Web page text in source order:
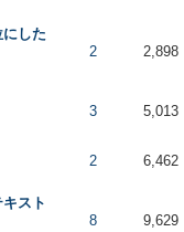
した
2 2,898
3 5,013
2 6,462
スト
8 9,629